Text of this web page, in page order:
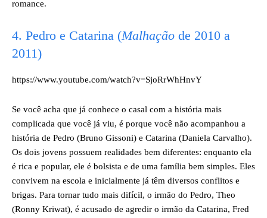
romance.
4. Pedro e Catarina (Malhação de 2010 a
2011)
https://www.youtube.com/watch?v=SjoRrWhHnvY
Se você acha que já conhece o casal com a história mais
complicada que você já viu, é porque você não acompanhou a
história de Pedro (Bruno Gissoni) e Catarina (Daniela Carvalho).
Os dois jovens possuem realidades bem diferentes: enquanto ela
é rica e popular, ele é bolsista e de uma família bem simples. Eles
convivem na escola e inicialmente já têm diversos conflitos e
brigas. Para tornar tudo mais difícil, o irmão do Pedro, Theo
(Ronny Kriwat), é acusado de agredir o irmão da Catarina, Fred